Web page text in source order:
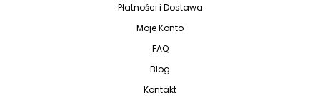
Płatności i Dostawa
Moje Konto
FAQ
Blog
Kontakt